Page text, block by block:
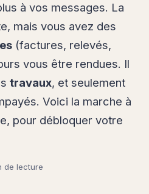
à vos messages. La
mais vous avez des
(factures, relevés,
vous être rendues. Il
travaux, et seulement
Voici la marche à
pour débloquer votre
de lecture